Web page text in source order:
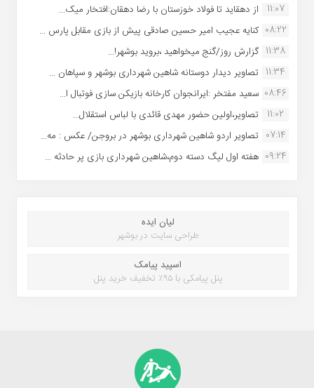
11:07
از دهقاید تا فولاد خوزستان با رضا دهقان:افتخار میک...
08:22 کنایه عجیب امیر حسین صادقی پیش از بازی مقابل پارس ...
11:38 گزارش روز/گنج میخواهید ،بروید بوشهر!...
11:34 تصاویر دیدار دوستانه شاهین شهردارى بوشهر و سپاهان ...
08:46 سعید مفتخر :ایرانجوان کارخانه بازیکن سازی فوتبال ا...
11:02
تصاویر،اولین حضور مهدی قائدی با لباس استقلال...
07:14 تصاویر اردو شاهین شهرداری بوشهر در بروجن/ عکس : مه...
09:24 هفته اول لیگ دسته دوم،شاهین شهرداری بازی پر حادثه ...
لیان ایده
طراحی سایت در بوشهر
اسپید پیامک
پنل پیامکی با ۹۵٪ تخفیف خرید پنل